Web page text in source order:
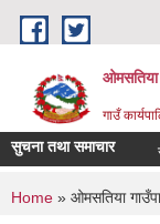
Skip to main content
ओमसतिया
गाउँ
सुचना तथा समाचार
You are
Home » ओमसतिया